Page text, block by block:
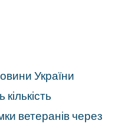
України
ветеранів через